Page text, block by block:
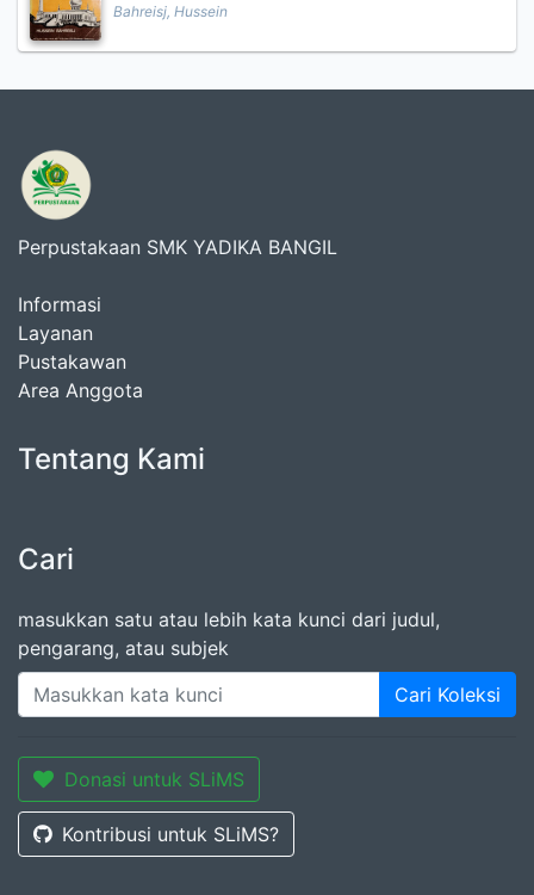
Bahreisj, Hussein
Perpustakaan SMK YADIKA BANGIL
Informasi
Layanan
Pustakawan
Area Anggota
Tentang Kami
Cari
masukkan satu atau lebih kata kunci dari judul,
pengarang, atau subjek
Cari Koleksi
Donasi untuk SLiMS
Kontribusi untuk SLiMS?